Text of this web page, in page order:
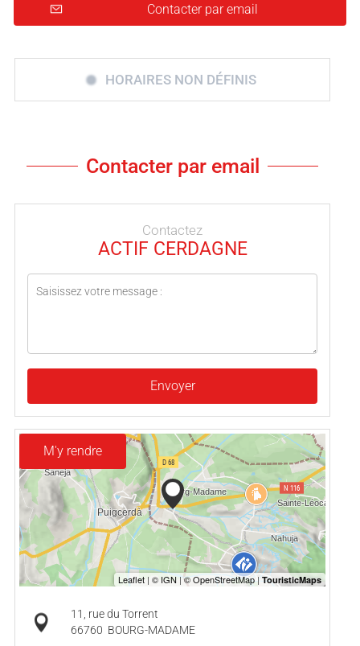
Contacter par email
HORAIRES NON DÉFINIS
Contacter par email
Contactez
ACTIF CERDAGNE
Envoyer
M'y rendre
11, rue du Torrent
66760 BOURG-MADAME